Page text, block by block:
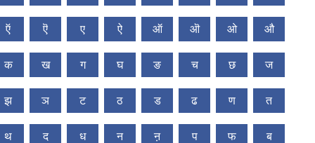
ऍ ऎ ए ऐ ऑ ऒ ओ औ
क ख ग घ ङ च छ ज
झ ञ ट ठ ड ढ ण त
थ द ध न ऩ प फ ब